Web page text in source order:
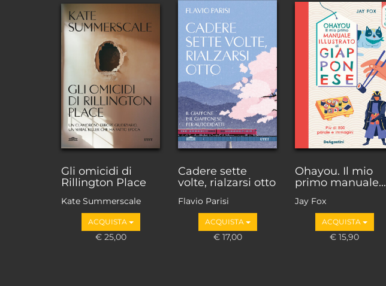
Gli omicidi di
Rillington Place
Kate Summerscale
ACQUISTA
€ 25,00
Cadere sette
volte, rialzarsi otto
Flavio Parisi
ACQUISTA
€ 17,00
Ohayou. Il mio
primo manuale...
Jay Fox
ACQUISTA
€ 15,90